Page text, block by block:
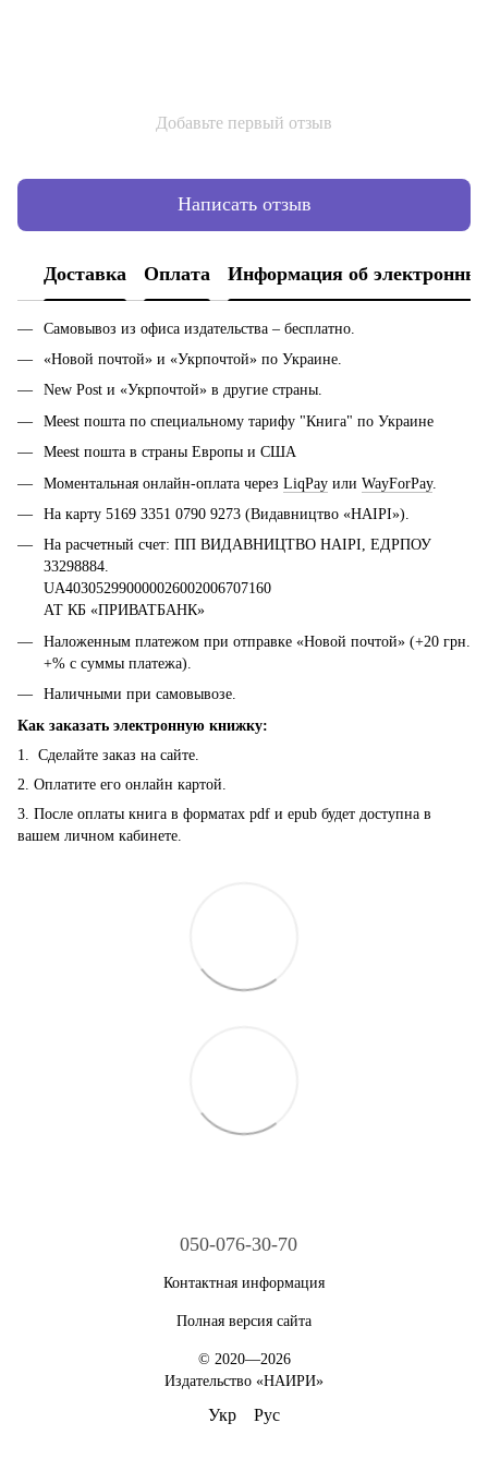
Добавьте первый отзыв
Написать отзыв
Доставка Оплата Информация об
Самовывоз из офиса издательства – бесплатно.
«Новой почтой» и «Укрпочтой» по Украине.
New Post и «Укрпочтой» в другие страны.
Meest пошта по специальному тарифу "Книга" по Украине
Meest пошта в страны Европы и США
Моментальная онлайн-оплата через LiqPay или WayForPay.
На карту 5169 3351 0790 9273 (Видавництво «НАІРІ»).
На расчетный счет: ПП ВИДАВНИЦТВО НАІРІ, ЕДРПОУ
33298884.
UA403052990000026002006707160
АТ КБ «ПРИВАТБАНК»
Наложенным платежом при отправке «Новой почтой» (+20 грн.
+% с суммы платежа).
Наличными при самовывозе.
Как заказать электронную книжку:
1. Сделайте заказ на сайте.
2. Оплатите его онлайн картой.
3. После оплаты книга в форматах pdf и epub будет доступна в
вашем личном кабинете.
050-076-30-70
Контактная информация
Полная версия сайта
© 2020—2026
Издательство «НАИРИ»
Укр Рус